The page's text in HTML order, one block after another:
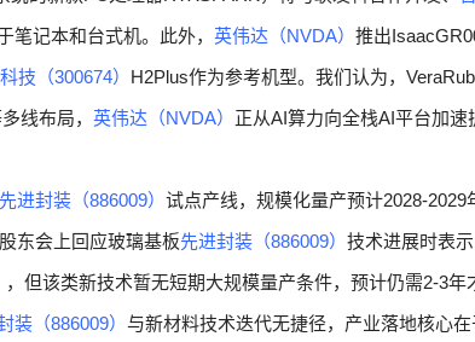
笔记本和台式机。此外， 英伟达（NVDA） 推出
技（300674） H2Plus作为参考机型。我们认为，
线布局， 英伟达（NVDA） 正从AI算力向全栈AI平台加速
先进封装（886009） 试点产线，规模化量产预计2028-2029
东会上回应玻璃基板先进封装（886009） 技术进展时表示
，但该类新技术暂无短期大规模量产条件，预计仍需2-3年
装（886009） 与新材料技术迭代无捷径，产业落地核心